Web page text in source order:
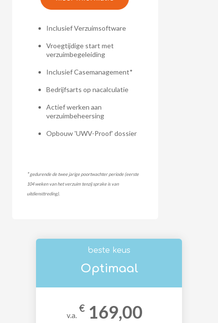
Inclusief Verzuimsoftware
Vroegtijdige start met
verzuimbegeleiding
Inclusief Casemanagement*
Bedrijfsarts op nacalculatie
Actief werken aan
verzuimbeheersing
Opbouw 'UWV-Proof' dossier
*gedurende de twee jarige poortwachter periode (eerste
104 weken van het verzuim tenzij sprake is van
uitdiensttreding).
beste keus
Optimaal
v.a.
€ 169,00